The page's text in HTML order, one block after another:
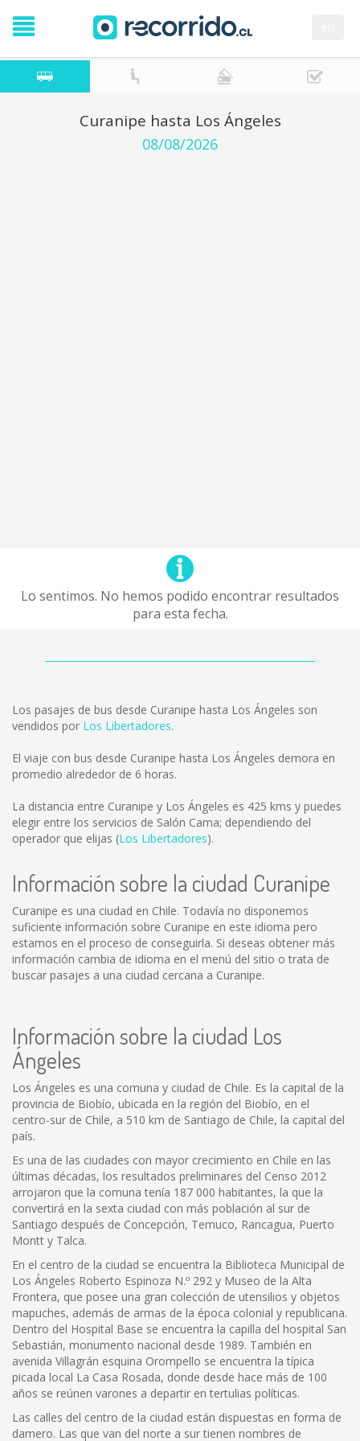
Curanipe hasta Los Ángeles
08/08/2026
Lo sentimos. No hemos podido encontrar resultados
para esta fecha.
Los pasajes de bus desde Curanipe hasta Los Ángeles son
vendidos por Los Libertadores.
El viaje con bus desde Curanipe hasta Los Ángeles demora en
promedio alrededor de 6 horas.
La distancia entre Curanipe y Los Ángeles es 425 kms y puedes
elegir entre los servicios de Salón Cama; dependiendo del
operador que elijas (Los Libertadores).
Información sobre la ciudad Curanipe
Curanipe es una ciudad en Chile. Todavía no disponemos
suficiente información sobre Curanipe en este idioma pero
estamos en el proceso de conseguirla. Si deseas obtener más
información cambia de idioma en el menú del sitio o trata de
buscar pasajes a una ciudad cercana a Curanipe.
Información sobre la ciudad Los
Ángeles
Los Ángeles es una comuna y ciudad de Chile. Es la capital de la
provincia de Biobío, ubicada en la región del Biobío, en el
centro-sur de Chile, a 510 km de Santiago de Chile, la capital del
país.
Es una de las ciudades con mayor crecimiento en Chile en las
últimas décadas, los resultados preliminares del Censo 2012
arrojaron que la comuna tenía 187 000 habitantes, la que la
convertirá en la sexta ciudad con más población al sur de
Santiago después de Concepción, Temuco, Rancagua, Puerto
Montt y Talca.
En el centro de la ciudad se encuentra la Biblioteca Municipal de
Los Ángeles Roberto Espinoza N.º 292 y Museo de la Alta
Frontera, que posee una gran colección de utensilios y objetos
mapuches, además de armas de la época colonial y republicana.
Dentro del Hospital Base se encuentra la capilla del hospital San
Sebastián, monumento nacional desde 1989. También en
avenida Villagrán esquina Orompello se encuentra la típica
picada local La Casa Rosada, donde desde hace más de 100
años se reúnen varones a departir en tertulias políticas.
Las calles del centro de la ciudad están dispuestas en forma de
damero. Las que van del norte a sur tienen nombres de